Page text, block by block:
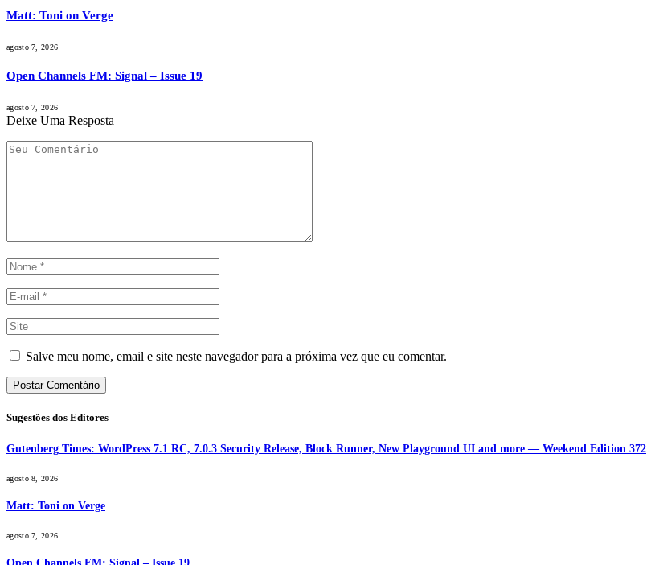
Matt: Toni on Verge
agosto 7, 2026
Open Channels FM: Signal – Issue 19
agosto 7, 2026
Deixe Uma Resposta
Salve meu nome, email e site neste navegador para a próxima vez que eu comentar.
Sugestões dos Editores
Gutenberg Times: WordPress 7.1 RC, 7.0.3 Security Release, Block Runner, New Playground UI and more — Weekend Edition 372
agosto 8, 2026
Matt: Toni on Verge
agosto 7, 2026